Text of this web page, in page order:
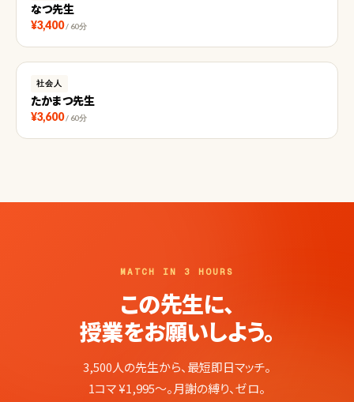
なつ先生
¥3,400 / 60分
社会人
たかまつ先生
¥3,600 / 60分
MATCH IN 3 HOURS
この先生に、
授業をお願いしよう。
3,500人の先生から、最短即日マッチ。
1コマ ¥1,995〜。月謝の縛り、ゼロ。